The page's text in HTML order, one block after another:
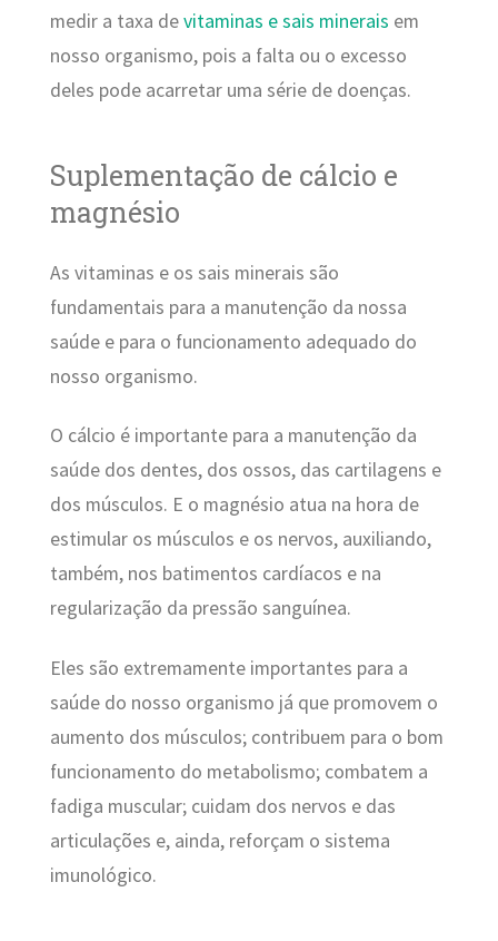
medir a taxa devitaminas e sais minerais em
nosso organismo, pois a falta ou o excesso
deles pode acarretar uma série de doenças.
Suplementação de cálcio e
magnésio
As vitaminas e os sais minerais são
fundamentais para a manutenção da nossa
saúde e para o funcionamento adequado do
nosso organismo.
O cálcio é importante para a manutenção da
saúde dos dentes, dos ossos, das cartilagens e
dos músculos. E o magnésio atua na hora de
estimular os músculos e os nervos, auxiliando,
também, nos batimentos cardíacos e na
regularização da pressão sanguínea.
Eles são extremamente importantes para a
saúde do nosso organismo já que promovem o
aumento dos músculos; contribuem para o bom
funcionamento do metabolismo; combatem a
fadiga muscular; cuidam dos nervos e das
articulações e, ainda, reforçam o sistema
imunológico.